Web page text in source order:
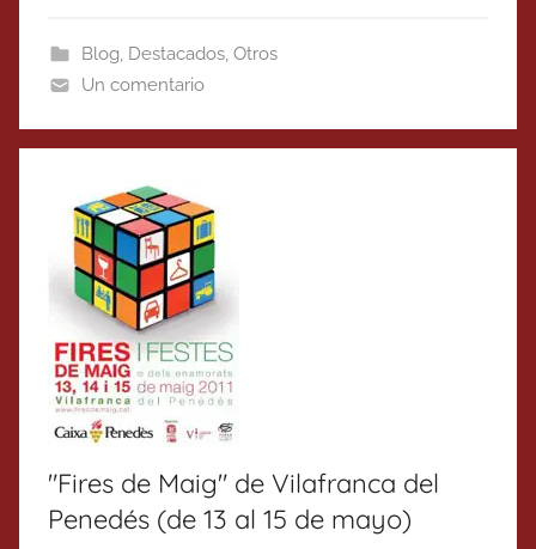
Blog, Destacados, Otros
Un comentario
"Fires de Maig" de Vilafranca del
Penedés (de 13 al 15 de mayo)